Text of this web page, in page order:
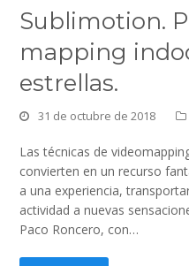
Sublimotion.
mapping
estrellas.
31 de octubre de 2018
Las técnicas de
convierten en un recurso
a una experiencia,
actividad a nuevas
Paco Roncero, con…